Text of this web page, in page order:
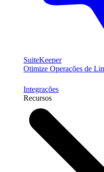
SuiteKeeper
Otimize Operações de
Integrações
Recursos